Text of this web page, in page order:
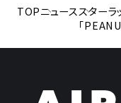
TOPニューススターラ
「